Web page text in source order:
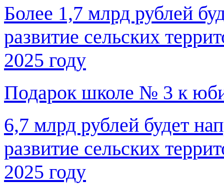
Более 1,7 млрд рублей
развитие сельских
2025 году
Подарок школе № 3 к
6,7 млрд рублей будет
развитие сельских
2025 году